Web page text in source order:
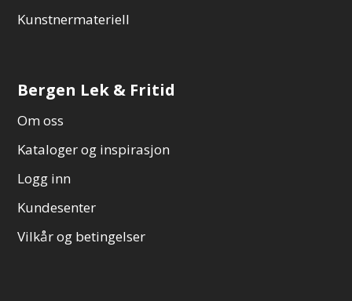
Kunstnermateriell
Bergen Lek & Fritid
Om oss
Kataloger og inspirasjon
Logg inn
Kundesenter
Vilkår og betingelser